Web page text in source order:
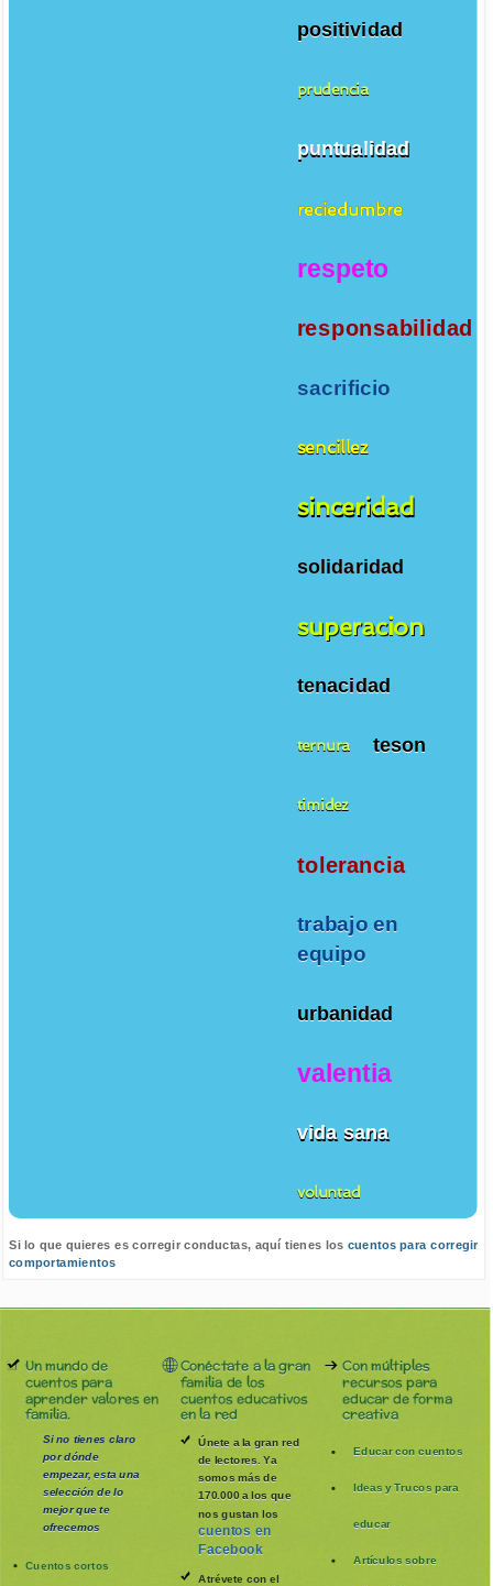
positividad
prudencia
puntualidad
reciedumbre
respeto
responsabilidad
sacrificio
sencillez
sinceridad
solidaridad
superacion
tenacidad
ternura teson
timidez
tolerancia
trabajo en
equipo
urbanidad
valentia
vida sana
voluntad
Si lo que quieres es corregir conductas, aquí tienes los cuentos para corregir
comportamientos
Un mundo de
cuentos para
aprender valores en
familia.
Si no tienes claro
por dónde
empezar, esta una
selección de lo
mejor que te
ofrecemos
Cuentos cortos
Conéctate a la gran
familia de los
cuentos educativos
en la red
Únete a la gran red
de lectores. Ya
somos más de
170.000 a los que
nos gustan los
cuentos en
Facebook
Atrévete con el
Con múltiples
recursos para
educar de forma
creativa
Educar con cuentos
Ideas y Trucos para
educar
Artículos sobre